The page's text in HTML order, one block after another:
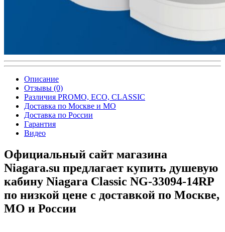
Описание
Отзывы (0)
Различия PROMO, ECO, CLASSIC
Доставка по Москве и МО
Доставка по России
Гарантия
Видео
Официальный сайт магазина
Niagara.su предлагает купить душевую
кабину Niagara Classic NG-33094-14RP
по низкой цене с доставкой по Москве,
МО и России